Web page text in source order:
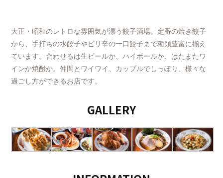
大正・昭和のレトロな雰囲気が漂う餃子酒場。定番の焼き餃子
から、手打ちの水餃子やピリ辛の一口餃子まで種類豊富に揃え
ています。合わせるは生ビールか、ハイボールか、はたまたワ
インか焼酎か。仲間とワイワイ、カップルでしっぽり、様々な
過ごし方ができるお店です。
GALLERY